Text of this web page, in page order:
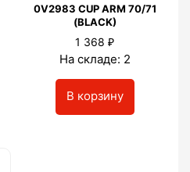
0V2983 CUP ARM 70/71
(BLACK)
1 368 ₽
На складе: 2
В корзину